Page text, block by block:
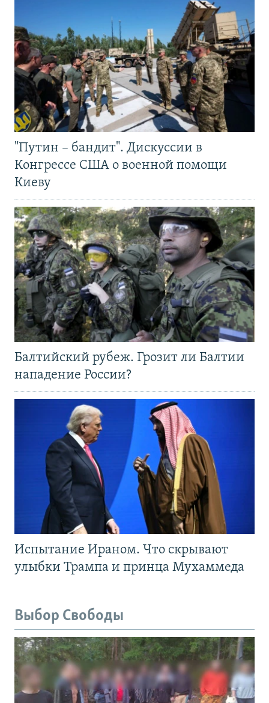
"Путин – бандит". Дискуссии в
Конгрессе США о военной помощи
Киеву
Балтийский рубеж. Грозит ли Балтии
нападение России?
Испытание Ираном. Что скрывают
улыбки Трампа и принца Мухаммеда
Выбор Свободы